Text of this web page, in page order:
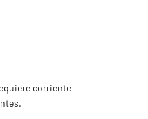
corriente